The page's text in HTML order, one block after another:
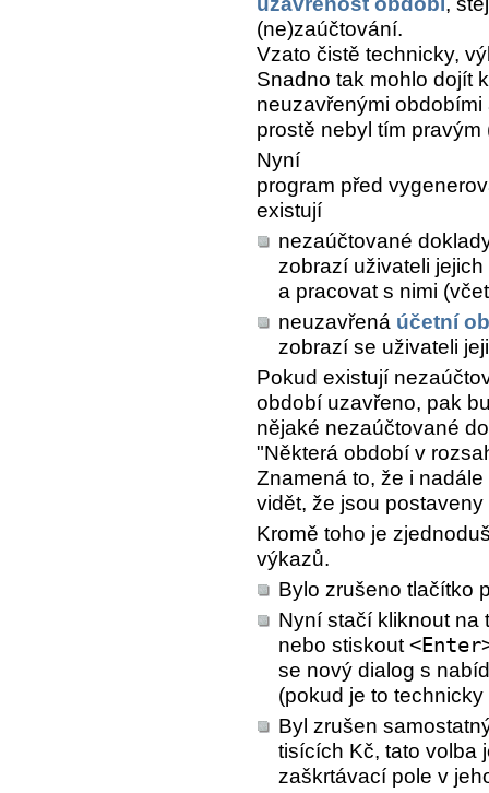
(ne)zaúčtování.
Vzato čistě technicky,
Snadno tak mohlo dojít
neuzavřenými
prostě nebyl tím
Nyní
program před
existují
nezaúčtované
zobrazí uživateli
a pracovat s nimi
neuzavřená účetní
zobrazí se uživateli
Pokud existují
období uzavřeno, pak
nějaké nezaúčtované
"Některá období v
Znamená to, že i
vidět, že jsou
Kromě toho je
výkazů.
Bylo zrušeno tlačítko
Nyní stačí kliknout na
nebo stiskout
se nový dialog s
(pokud je to
Byl zrušen
tisících Kč, tato volba
zaškrtávací pole v